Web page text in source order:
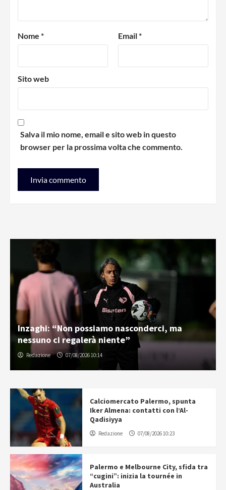
Nome * Email*
Sito web
Salva il mio nome, email e sito web in questo
browser per la prossima volta che commento.
Inzaghi: “Non possiamo nasconderci, ma
nessuno ci regalerà niente”
Redazione 07/08/2026 10:14
Calciomercato Palermo, spunta
Iker Almena: contatti con l’Al-
Qadisiyya
Redazione 07/08/2026 10:23
Palermo e Melbourne City, sfida tra
“cugini”: inizia la tournée in
Australia